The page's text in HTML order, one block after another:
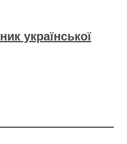
української